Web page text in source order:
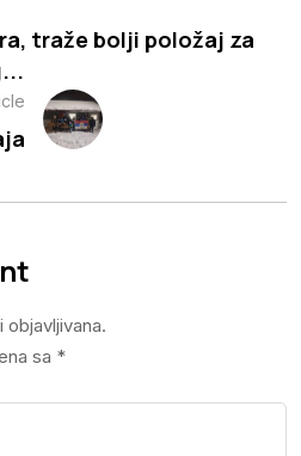
traže bolji položaj za
objavljivana.
sa *